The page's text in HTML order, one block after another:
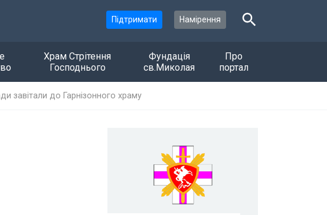
Підтримати Намірення
Храм Стрітення
Господнього
Фундація
св.Миколая
Про
портал
завітали до Гарнізонного храму